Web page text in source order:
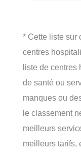
* Cette liste sur
centres
liste de centres
de santé ou
manques ou
le classement
meilleurs
meilleurs tarifs,